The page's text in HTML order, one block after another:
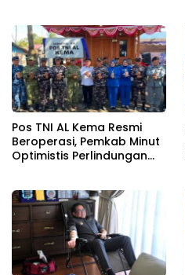
Pos TNI AL Kema Resmi
Beroperasi, Pemkab Minut
Optimistis Perlindungan